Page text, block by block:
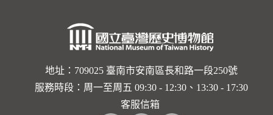
地址：709025 臺南市安南區長和路一段250號
服務時段：周一至周五 09:30 - 12:30、13:30 - 17:30
客服信箱